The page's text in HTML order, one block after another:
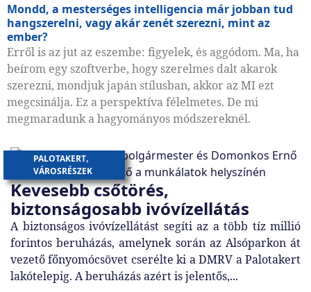
Mondd, a mesterséges intelligencia már jobban tud
hangszerelni, vagy akár zenét szerezni, mint az
ember?
Erről is az jut az eszembe: figyelek, és aggódom. Ma, ha
beírom egy szoftverbe, hogy szerelmes dalt akarok
szerezni, mondjuk japán stílusban, akkor az MI ezt
megcsinálja. Ez a perspektíva félelmetes. De mi
megmaradunk a hagyományos módszereknél.
Kevesebb csőtörés,
biztonságosabb ivóvízellátás
PALOTAKERT,
VÁROSRÉSZEK
A biztonságos ivóvízellátást segíti az a több tíz millió
forintos beruházás, amelynek során az Alsóparkon át
vezető főnyomócsövet cserélte ki a DMRV a Palotakert
lakótelepig. A beruházás azért is jelentős,...